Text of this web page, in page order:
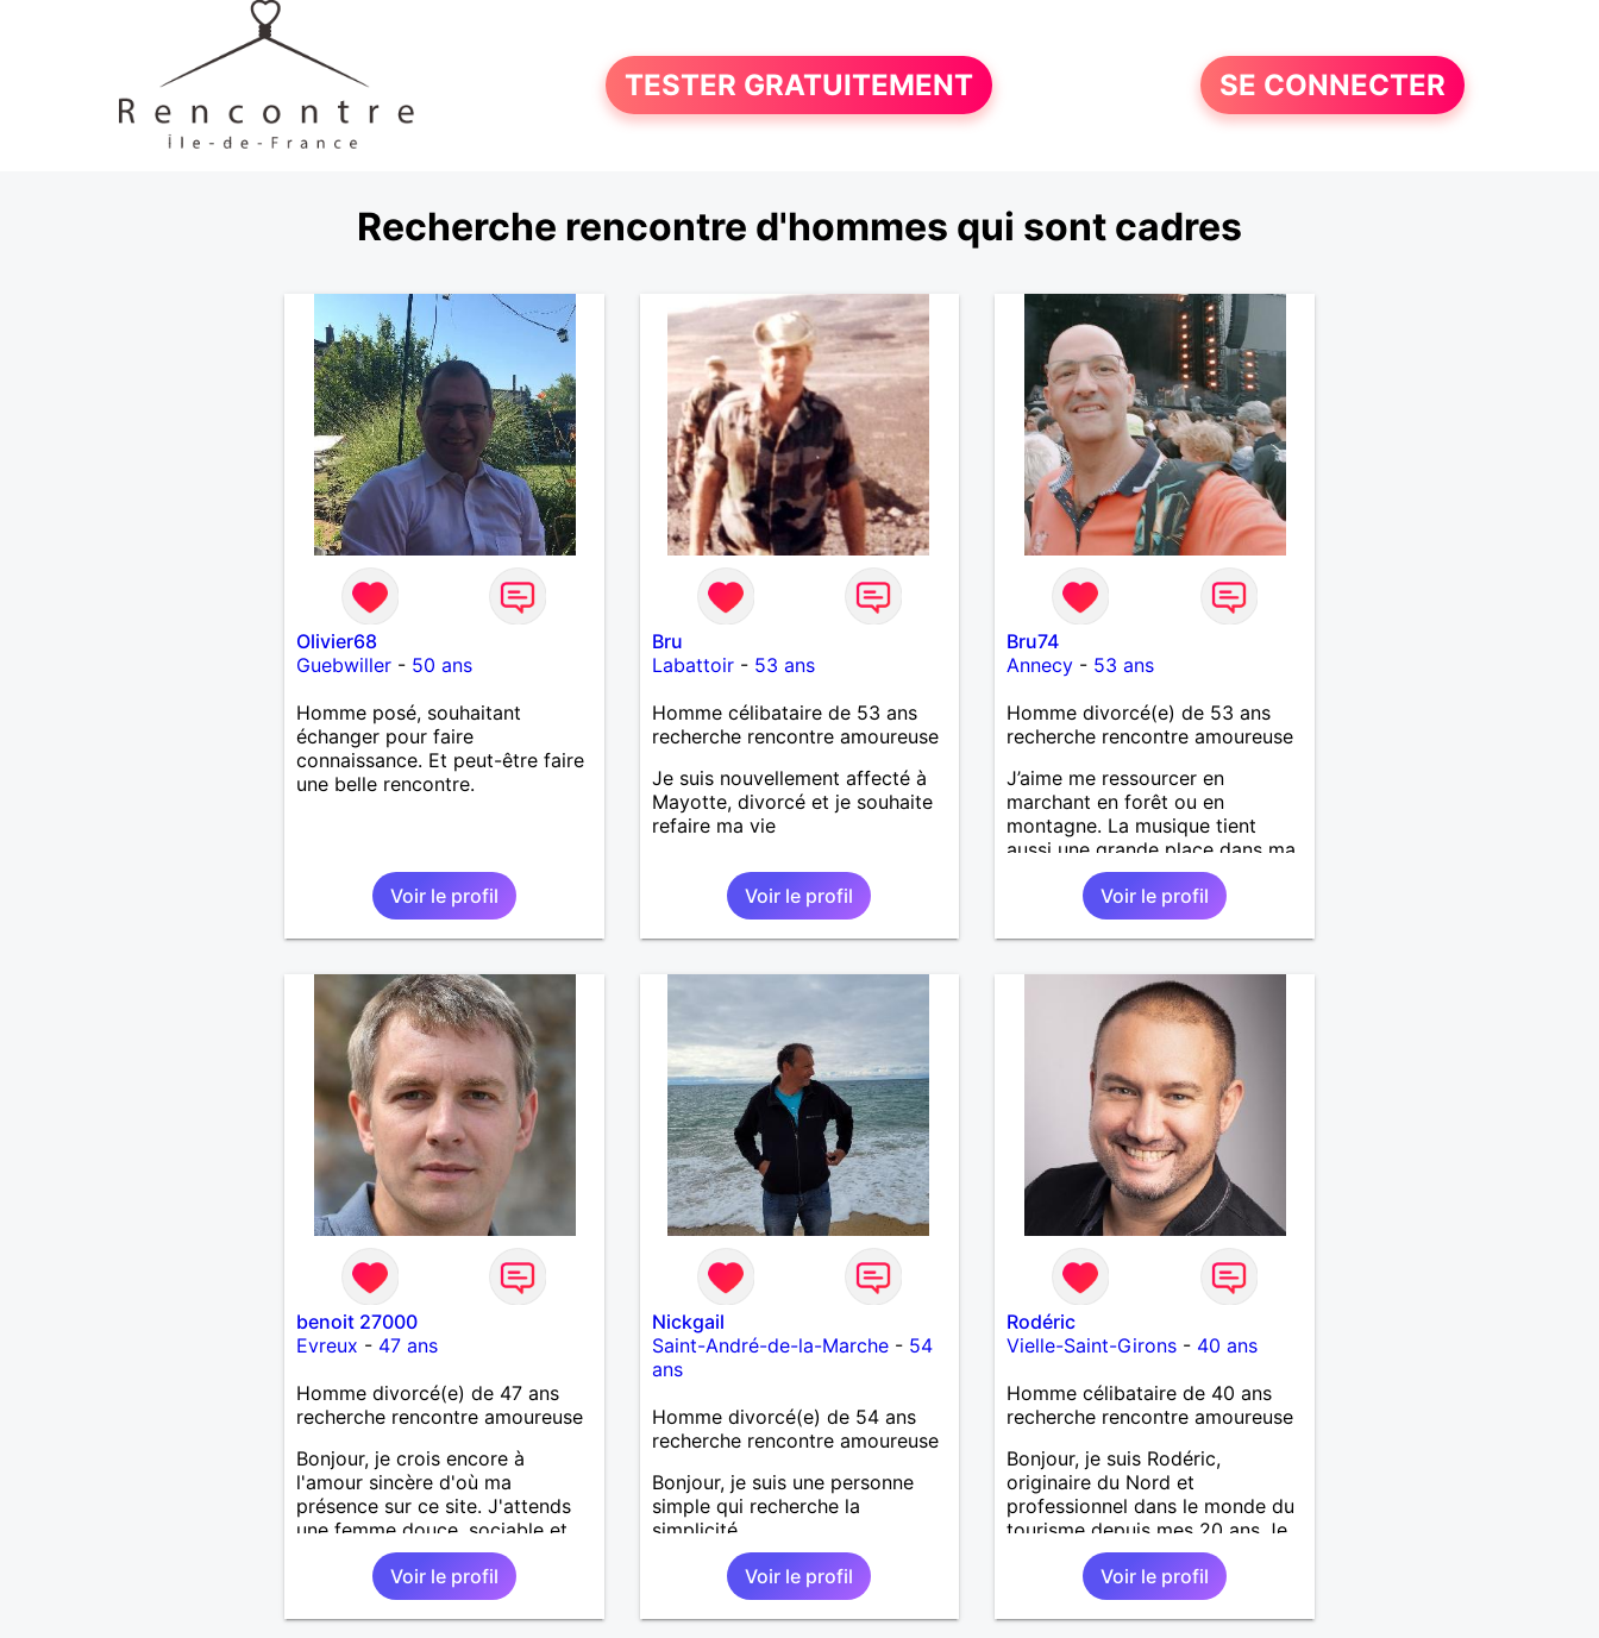
TESTER GRATUITEMENT SE CONNECTER
Recherche rencontre d'hommes qui sont cadres
Olivier68
Guebwiller- 50 ans
Homme posé, souhaitant
échanger pour faire
connaissance. Et peut-être faire
une belle rencontre.
Voir le profil
Bru
Labattoir- 53 ans
Homme célibataire de 53 ans
recherche rencontre amoureuse
Je suis nouvellement affecté à
Mayotte, divorcé et je souhaite
refaire ma vie
Voir le profil
Bru74
Annecy - 53 ans
Homme divorcé(e) de 53 ans
recherche rencontre amoureuse
J’aime me ressourcer en
marchant en forêt ou en
montagne. La musique tient
aussi une grande place dans ma
vie : j’adore aller à des concerts
ou à des festivals. Voyager et
découvrir de nouvelles cultures,
c’est ce qui m’inspire le plus.
avec qui partager ces moments
simples et sincères.
Voir le profil
benoit 27000
Evreux - 47 ans
Homme divorcé(e) de 47 ans
recherche rencontre amoureuse
Bonjour, je crois encore à
l'amour sincère d'où ma
présence sur ce site. J'attends
une femme douce, sociable et
ouverte d'esprit qui apprécie les
sorties diverses.Voir le profil
Nickgail
Saint-André-de-la-Marche- 54
ans
Homme divorcé(e) de 54 ans
recherche rencontre amoureuse
Bonjour, je suis une personne
simple qui recherche la
simplicité.
Voir le profil
Rodéric
Vielle-Saint-Girons - 40 ans
Homme célibataire de 40 ans
recherche rencontre amoureuse
Bonjour, je suis Rodéric,
originaire du Nord et
professionnel dans le monde du
tourisme depuis mes 20 ans Je
suis arrivée dans les landes en
début d'année pour un nouveau
job A la recherche d'une
personne avec qui découvrir,
Voir le profil